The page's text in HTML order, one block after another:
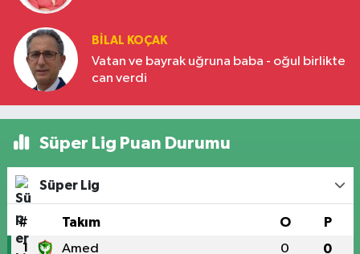
BILAL KOÇAK
Vatan ve bayrak uğruna baba - oğul birlikte
can verdi
Süper Lig Puan Durumu
Süper Lig
# Takım O P
1 Amed 0 0